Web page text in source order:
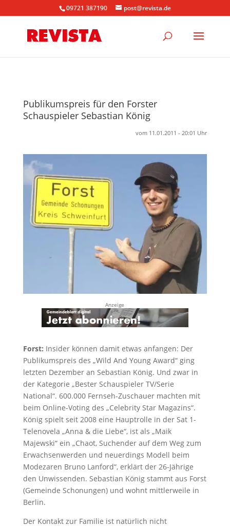
09721 387190 post@revista.de
Publikumspreis für den Forster
Schauspieler Sebastian König
vom 11.01.2011 - 20:01 Uhr
Anzeige
Forst: Insider können damit etwas anfangen: Der
Publikumspreis des „Wild And Young Award“ ging
letzten Dezember an Sebastian König. Und zwar in
der Kategorie „Bester Schauspieler TV/Serie
National“. 600.000 Fernseh-Zuschauer machten mit
beim Online-Voting des „Celebrity Star Magazins“.
König spielt seit 2008 eine Hauptrolle in der Sat 1-
Telenovela „Anna & die Liebe“, ist als „Maik
Majewski“ ein „Chaot, Suchender auf dem Weg zum
Erwachsenwerden und neuerdings Modell beim
Modezaren Bruno Lanford“, erklärt der 26-Jährige
den Unwissenden. Sebastian König stammt aus Forst
(Gemeinde Schonungen) und wohnt mittlerweile in
Berlin.
Der Kontakt zur Familie ist natürlich nicht